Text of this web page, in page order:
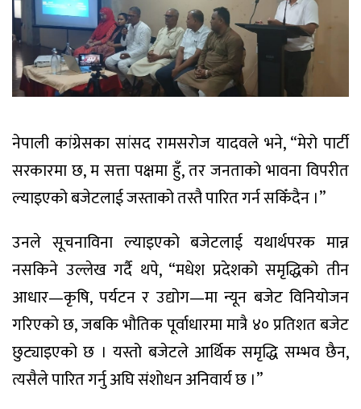
नेपाली कांग्रेसका सांसद रामसरोज यादवले भने, “मेरो पार्टी
सरकारमा छ, म सत्ता पक्षमा हुँ, तर जनताको भावना विपरीत
ल्याइएको बजेटलाई जस्ताको तस्तै पारित गर्न सकिँदैन ।”
उनले सूचनाविना ल्याइएको बजेटलाई यथार्थपरक मान्न
नसकिने उल्लेख गर्दै थपे, “मधेश प्रदेशको समृद्धिको तीन
आधार—कृषि, पर्यटन र उद्योग—मा न्यून बजेट विनियोजन
गरिएको छ, जबकि भौतिक पूर्वाधारमा मात्रै ४० प्रतिशत बजेट
छुट्याइएको छ । यस्तो बजेटले आर्थिक समृद्धि सम्भव छैन,
त्यसैले पारित गर्नु अघि संशोधन अनिवार्य छ ।”